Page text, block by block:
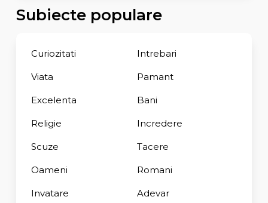
Subiecte populare
Curiozitati Intrebari
Viata Pamant
Excelenta Bani
Religie Incredere
Scuze Tacere
Oameni Romani
Invatare Adevar